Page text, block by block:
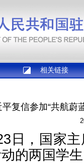
相关链接
平复信参加“共航蔚
日，国家
的两国学